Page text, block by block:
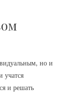
но и
учатся
и решать